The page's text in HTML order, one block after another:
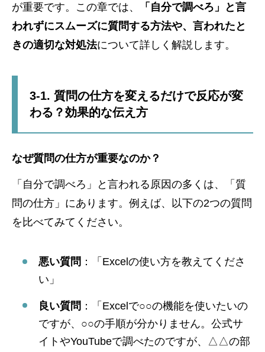
が重要です。この章では、
「自分で調べろ」と言
われずにスムーズに質問する方法や、言われたと
きの適切な対処法について詳しく解説します。
3-1. 質問の仕方を変えるだけで反応が変
わる？効果的な伝え方
なぜ質問の仕方が重要なのか？
「自分で調べろ」と言われる原因の多くは、「質
問の仕方」にあります。例えば、以下の2つの質問
を比べてみてください。
悪い質問 ：「Excelの使い方を教えてくださ
い」
良い質問 ：「Excelで○○の機能を使いたいの
ですが、○○の手順が分かりません。公式サ
イトやYouTubeで調べたのですが、△△の部